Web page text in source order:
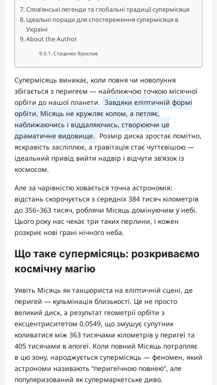
Слов’янські легенди та глобальні традиції супермісяця
Ідеальні поради для спостереження супермісяця в
Україні
About the Author
Стаценко Ярослав
Супермісяць виникає, коли повня чи новолуння
збігається з перигеєм — найближчою точкою місячної
орбіти до нашої планети. Завдяки еліптичній формі
орбіти, Місяць не кружляє колом, а петляє,
наближаючись і віддаляючись, створюючи це
драматичне видовище. Розмір диска зростає помітно,
яскравість засліплює, а гравітація стає чуттєвішою —
ідеальний привід вийти надвір і відчути зв’язок із
космосом.
Але за чарівністю ховається точна астрономія:
відстань скорочується з середніх 384 тисяч кілометрів
до 356–363 тисяч, роблячи Місяць домінуючим у небі.
Цього року нас чекає три таких перлини, і кожен
розкриє нові грані нічного неба.
Що таке супермісяць: розкриваємо
космічну магію
Уявіть Місяць як танцюриста на еліптичній сцені, де
перигей — кульмінація близькості. Це не просто
великий диск, а результат геометрії орбіти з
ексцентриситетом 0,0549, що змушує супутник
коливатися між 363 тисячами кілометрів у перигеї та
405 тисячами в апогеї. Коли повний Місяць потрапляє
в цю зону, народжується супермісяць — феномен, який
астрономи називають “перигеїчною повнею”, але
популяризований як супермаркетське диво.